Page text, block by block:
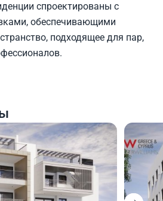
спроектированы с
обеспечивающими
подходящее для пар,